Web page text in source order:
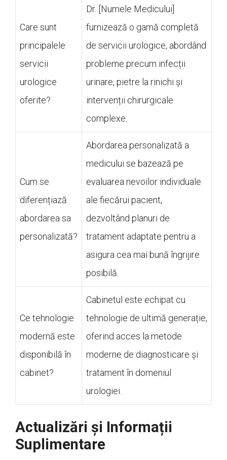
Care sunt
principalele
servicii
urologice
oferite?
Dr. [Numele Medicului]
furnizează o gamă completă
de servicii urologice, abordând
probleme precum infecții
urinare, pietre la rinichi și
intervenții chirurgicale
complexe.
Cum se
diferențiază
abordarea sa
personalizată?
Abordarea personalizată a
medicului se bazează pe
evaluarea nevoilor individuale
ale fiecărui pacient,
dezvoltând planuri de
tratament adaptate pentru a
asigura cea mai bună îngrijire
posibilă.
Ce tehnologie
modernă este
disponibilă în
cabinet?
Cabinetul este echipat cu
tehnologie de ultimă generație,
oferind acces la metode
moderne de diagnosticare și
tratament în domeniul
urologiei.
Actualizări și Informații
Suplimentare